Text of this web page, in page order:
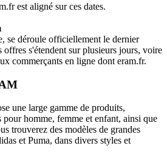
est aligné sur ces dates.
se déroule officiellement le dernier
s'étendent sur plusieurs jours, voire
commerçants en ligne dont eram.fr.
une large gamme de produits,
pour homme, femme et enfant, ainsi que
trouverez des modèles de grandes
et Puma, dans divers styles et